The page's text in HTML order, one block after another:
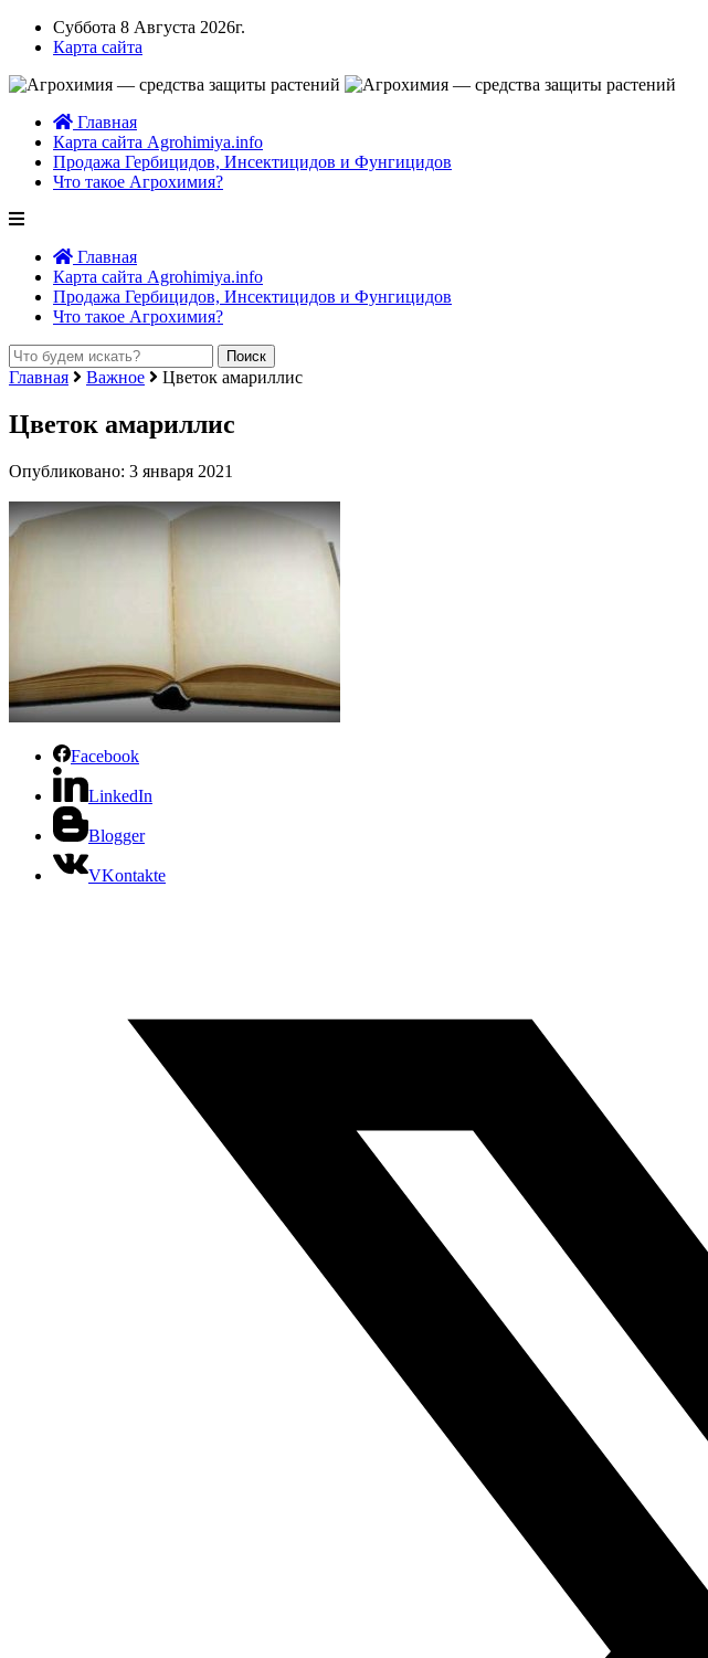
Суббота 8 Августа 2026г.
Карта сайта
Главная
Карта сайта Agrohimiya.info
Продажа Гербицидов, Инсектицидов и Фунгицидов
Что такое Агрохимия?
Главная
Карта сайта Agrohimiya.info
Продажа Гербицидов, Инсектицидов и Фунгицидов
Что такое Агрохимия?
Главная Важное Цветок амариллис
Цветок амариллис
Опубликовано: 3 января 2021
Facebook
LinkedIn
Blogger
VKontakte